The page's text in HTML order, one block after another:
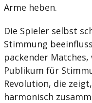
Arme heben.
Die Spieler selbst
Stimmung
packender
Publikum für
Revolution, die
harmonisch